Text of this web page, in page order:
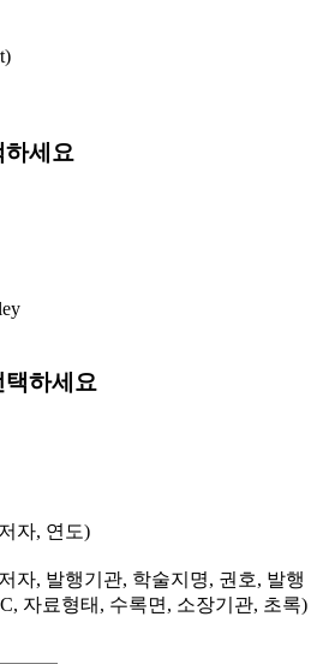
하세요
하세요
자, 연도)
자, 발행기관, 학술지명, 권호, 발행
자료형태, 수록면, 소장기관, 초록)